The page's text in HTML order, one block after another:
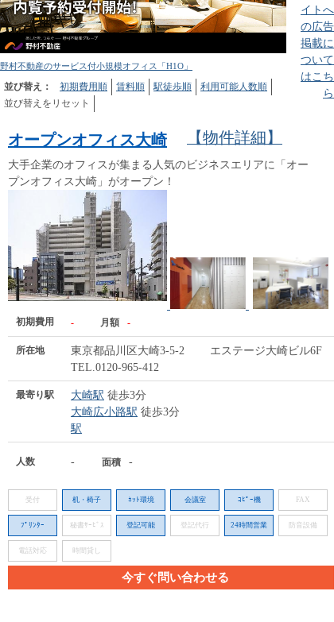
野村不動産のサービス付小規模オフィス「H1O」
並び替え： 初期費用順 賃料順 駅徒歩順
利用可能人数順
並び替えをリセット
イトへ
の広告
掲載に
ついて
はこち
ら
オープンオフィス大崎 【物件詳細】
大手企業のオフィスが集まる人気のビジネスエリアに「オー
プンオフィス大崎」がオープン！
初期費用 - 月額 -
所在地
東京都品川区大崎3-5-2 エステージ大崎ビル6F
TEL.0120-965-412
最寄り駅 大崎駅 徒歩3分
大崎広小路駅 徒歩3分
駅
人数 - 面積 -
受付 机・椅子 ﾈｯﾄ環境 会議室 ｺﾋﾟｰ機 FAX
ﾌﾟﾘﾝﾀｰ 秘書ｻｰﾋﾞｽ 登記可能 登記代行 24時間営業 防音設備
電話対応 時間貸し
今すぐ問い合わせる